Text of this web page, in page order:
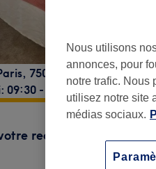
, 75014
09:30 - 20:00
recherche
Nous utilisons
annonces, pour
notre trafic. Nous
utilisez notre site
médias sociaux.